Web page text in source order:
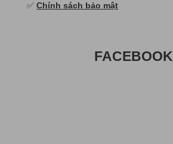
✅ Chính sách bảo mật
FACEBOOK